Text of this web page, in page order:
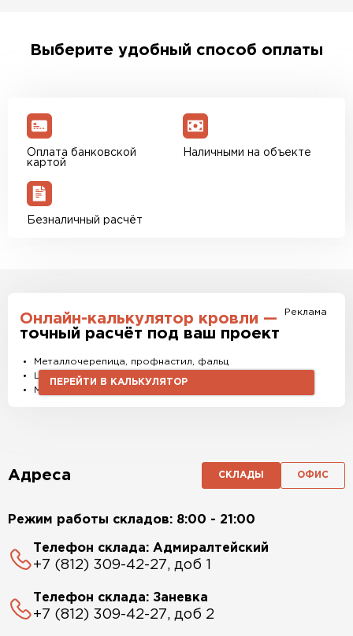
менеджер для уточнения деталей и расчета
доставки. Также вы можете ознакомиться с
Выберите удобный способ оплаты
Оплата банковской
картой
Наличными на объекте
Безналичный расчёт
Реклама
Онлайн-калькулятор кровли —
точный расчёт под ваш проект
Металлочерепица, профнастил, фальц
Штакетник, водостоки и софиты
Материалы и комплектующие
ПЕРЕЙТИ В КАЛЬКУЛЯТОР
Адреса СКЛАДЫ ОФИС
Режим работы складов: 8:00 - 21:00
Телефон склада: Адмиралтейский
+7 (812) 309-42-27, доб 1
Телефон склада: Заневка
+7 (812) 309-42-27, доб 2